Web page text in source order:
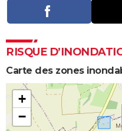
Bricolage
Lifestyle
Culture
Sport
Auto
Television
Voyage
Cinema
RISQUE
Carte des zones
+
−